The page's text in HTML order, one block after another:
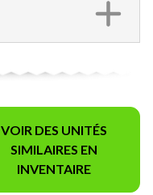
VOIR DES UNITÉS
SIMILAIRES EN
INVENTAIRE